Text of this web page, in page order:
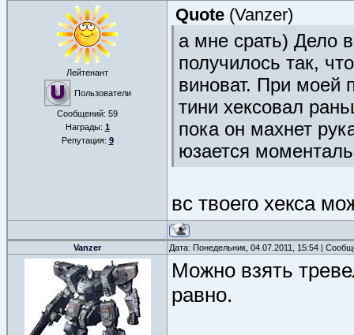
Лейтенант
Пользователи
Сообщений: 59
Награды: 1
Репутация: 9
Quote (Vanzer)
а мне срать) Дело
получилось так,
виноват. При моей
тини хексовал
пока он махнет
юзается
вс твоего хекса
Vanzer Дата: Понедельник, 04.07.2011, 15:54 |
Можно взять
равно.